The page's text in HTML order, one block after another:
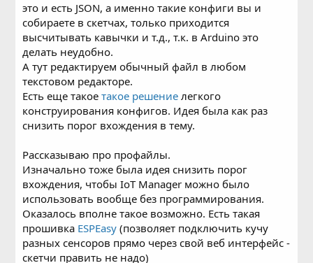
это и есть JSON, а именно такие конфиги вы и
собираете в скетчах, только приходится
высчитывать кавычки и т.д., т.к. в Arduino это
делать неудобно.
А тут редактируем обычный файл в любом
текстовом редакторе.
Есть еще такоетакое решение легкого
конструирования конфигов. Идея была как раз
снизить порог вхождения в тему.
Рассказываю про профайлы.
Изначально тоже была идея снизить порог
вхождения, чтобы IoT Manager можно было
использовать вообще без программирования.
Оказалось вполне такое возможно. Есть такая
прошивка ESPEasy (позволяет подключить кучу
разных сенсоров прямо через свой веб интерфейс -
скетчи править не надо)